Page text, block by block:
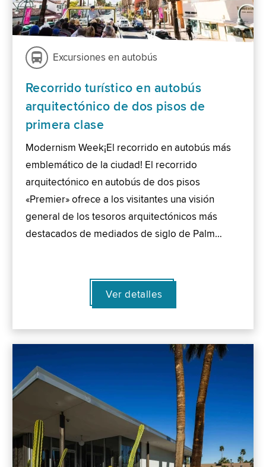
Excursiones en autobús
Recorrido turístico en autobús
arquitectónico de dos pisos de
primera clase
Modernism Week¡El recorrido en autobús más
emblemático de la ciudad! El recorrido
arquitectónico en autobús de dos pisos
«Premier» ofrece a los visitantes una visión
general de los tesoros arquitectónicos más
destacados de mediados de siglo de Palm…
Ver detalles